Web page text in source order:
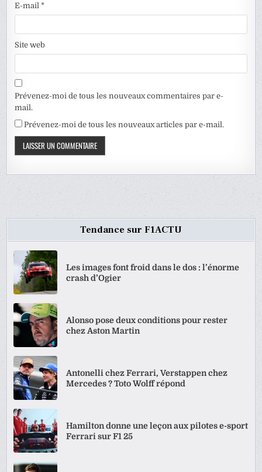
E-mail*
Site web
Prévenez-moi de tous les nouveaux commentaires par e-
mail.
Prévenez-moi de tous les nouveaux articles par e-mail.
Tendance sur F1ACTU
Les images font froid dans le dos : l’énorme
crash d’Ogier
Alonso pose deux conditions pour rester
chez Aston Martin
Antonelli chez Ferrari, Verstappen chez
Mercedes ? Toto Wolff répond
Hamilton donne une leçon aux pilotes e-sport
Ferrari sur F1 25